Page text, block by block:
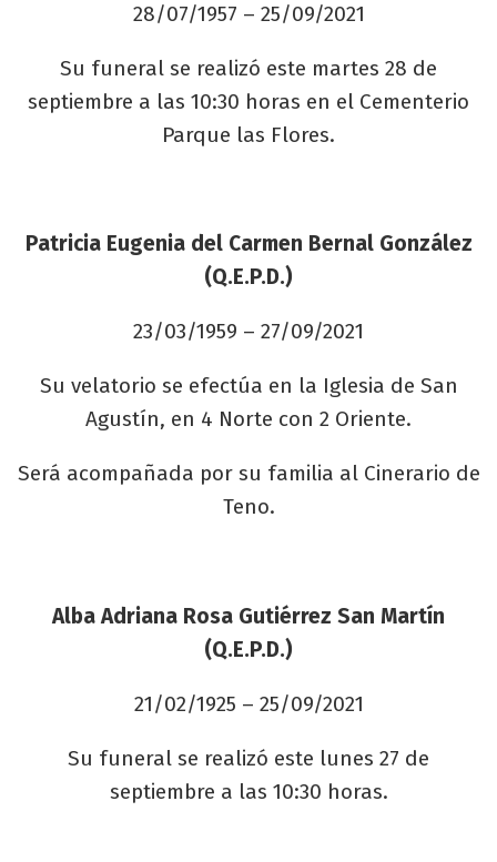
28/07/1957 – 25/09/2021
Su funeral se realizó este martes 28 de
septiembre a las 10:30 horas en el Cementerio
Parque las Flores.
Patricia Eugenia del Carmen Bernal González
(Q.E.P.D.)
23/03/1959 – 27/09/2021
Su velatorio se efectúa en la Iglesia de San
Agustín, en 4 Norte con 2 Oriente.
Será acompañada por su familia al Cinerario de
Teno.
Alba Adriana Rosa Gutiérrez San Martín
(Q.E.P.D.)
21/02/1925 – 25/09/2021
Su funeral se realizó este lunes 27 de
septiembre a las 10:30 horas.